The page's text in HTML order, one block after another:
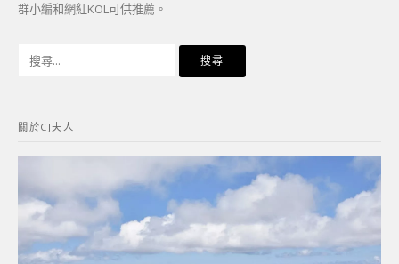
群小編和網紅KOL可供推薦。
字:
關於CJ夫人